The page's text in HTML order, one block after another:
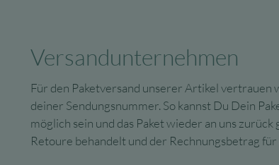
Versandunternehmen
Für den Paketversand unserer Artikel vertrauen
deiner Sendungsnummer. So kannst Du Dein
möglich sein und das Paket wieder an uns
Retoure behandelt und der Rechnungsbetrag